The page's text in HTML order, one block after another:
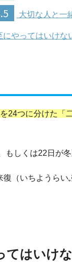
大切な人と一
にやってはいけな
24つに分けた「
もしくは22日が
復（いちようら
てはいけ